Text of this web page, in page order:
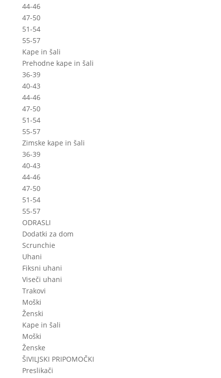
44-46
47-50
51-54
55-57
Kape in šali
Prehodne kape in šali
36-39
40-43
44-46
47-50
51-54
55-57
Zimske kape in šali
36-39
40-43
44-46
47-50
51-54
55-57
ODRASLI
Dodatki za dom
Scrunchie
Uhani
Fiksni uhani
Viseči uhani
Trakovi
Moški
Ženski
Kape in šali
Moški
Ženske
ŠIVILJSKI PRIPOMOČKI
Preslikači